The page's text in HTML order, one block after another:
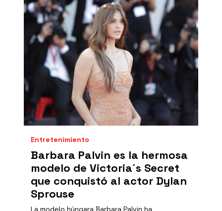
Entretenimiento
Barbara Palvin es la hermosa
modelo de Victoria´s Secret
que conquistó al actor Dylan
Sprouse
La modelo húngara Barbara Palvin ha